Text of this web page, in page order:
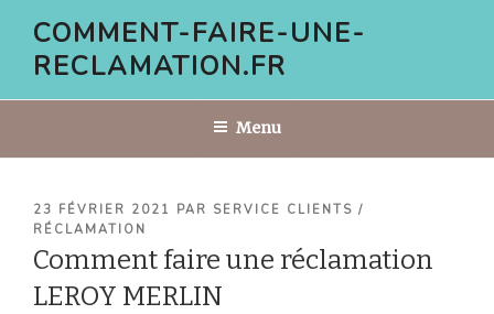
contenu
COMMENT-FAIRE-UNE-
RECLAMATION.FR
Menu
PUBLIÉ
LE
23 FÉVRIER 2021 PAR SERVICE CLIENTS /
RÉCLAMATION
Comment faire une réclamation
LEROY MERLIN